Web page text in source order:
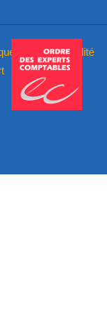
de confidentialité